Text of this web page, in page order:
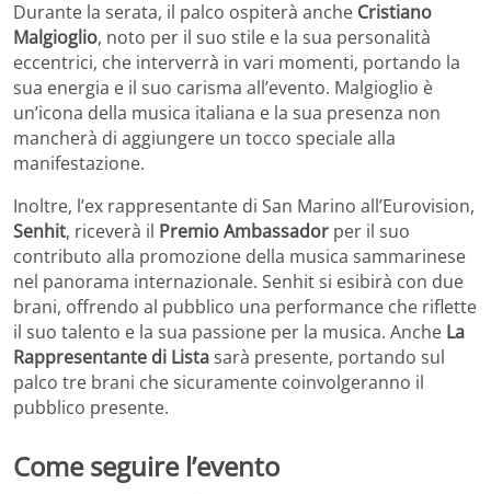
Durante la serata, il palco ospiterà anche Cristiano
Malgioglio, noto per il suo stile e la sua personalità
eccentrici, che interverrà in vari momenti, portando la
sua energia e il suo carisma all’evento. Malgioglio è
un’icona della musica italiana e la sua presenza non
mancherà di aggiungere un tocco speciale alla
manifestazione.
Inoltre, l’ex rappresentante di San Marino all’Eurovision,
Senhit, riceverà il Premio Ambassador per il suo
contributo alla promozione della musica sammarinese
nel panorama internazionale. Senhit si esibirà con due
brani, offrendo al pubblico una performance che riflette
il suo talento e la sua passione per la musica. Anche La
Rappresentante di Listasarà presente, portando sul
palco tre brani che sicuramente coinvolgeranno il
pubblico presente.
Come seguire l’evento